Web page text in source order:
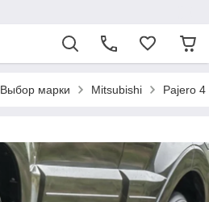
Выбор марки Mitsubishi Pajero 4